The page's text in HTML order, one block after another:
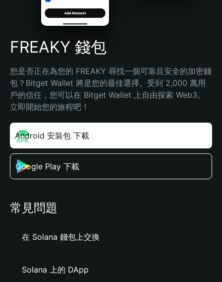
Português (Brasil)
Español (Argentina)
FREAKY 錢包
您是否正在為您的 FREAKY 尋找一個可靠且安全的加密錢
包？Bitget Wallet 將是您的最佳選擇。受到 2,000 萬用
戶的信任，您可以在 Bitget Wallet 上自由探索 Web3。
立即開始您的旅程吧！
Android 安裝包 下載
Google Play 下載
常見問題
在 Solana 錢包上交換
Solana 上的 DApp